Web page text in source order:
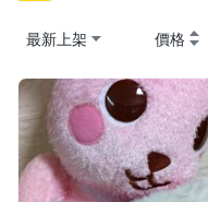
最新上架 價格